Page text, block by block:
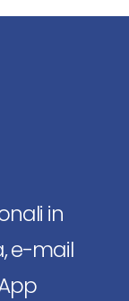
in
e-mail